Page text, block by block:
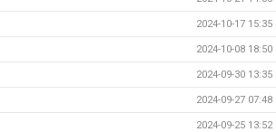
2024-10-17 15:35
2024-10-08 18:50
2024-09-30 13:35
2024-09-27 07:48
2024-09-25 13:52